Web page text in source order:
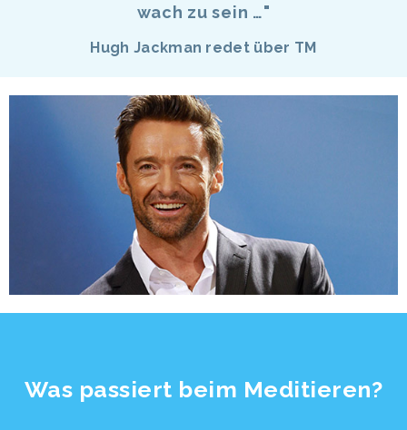
wach zu sein …"
Hugh Jackman redet über TM
Was passiert beim Meditieren?